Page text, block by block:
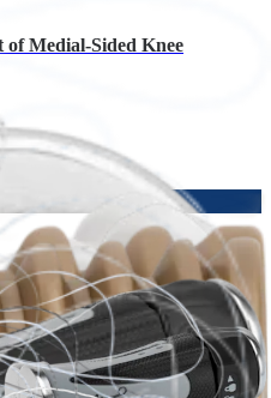
of Medial-Sided Knee
en-US A